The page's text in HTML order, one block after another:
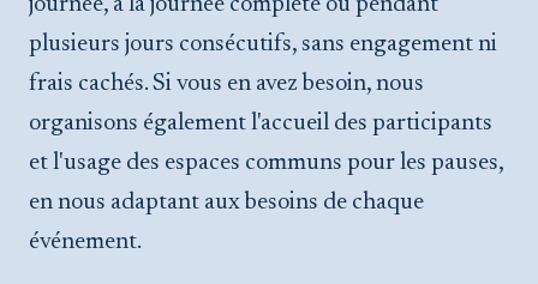
plusieurs jours consécutifs, sans engagement ni
frais cachés. Si vous en avez besoin, nous
organisons également l'accueil des participants
et l'usage des espaces communs pour les pauses,
en nous adaptant aux besoins de chaque
événement.